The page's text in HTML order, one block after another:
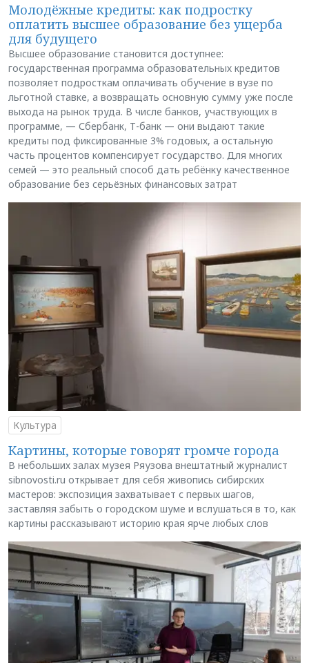
Молодёжные кредиты: как подростку
оплатить высшее образование без ущерба
для будущего
Высшее образование становится доступнее:
государственная программа образовательных кредитов
позволяет подросткам оплачивать обучение в вузе по
льготной ставке, а возвращать основную сумму уже после
выхода на рынок труда. В числе банков, участвующих в
программе, — Сбербанк, Т-банк — они выдают такие
кредиты под фиксированные 3% годовых, а остальную
часть процентов компенсирует государство. Для многих
семей — это реальный способ дать ребёнку качественное
образование без серьёзных финансовых затрат
Культура
Картины, которые говорят громче города
В небольших залах музея Ряузова внештатный журналист
sibnovosti.ru открывает для себя живопись сибирских
мастеров: экспозиция захватывает с первых шагов,
заставляя забыть о городском шуме и вслушаться в то, как
картины рассказывают историю края ярче любых слов